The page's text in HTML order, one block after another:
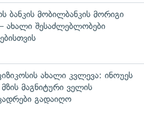
ბანკის მობილბანკის მორიგი
ახალი შესაძლებლობები
ახალი კვლევა: ინოუეს
მაგნიტური ველის
გადაიღო